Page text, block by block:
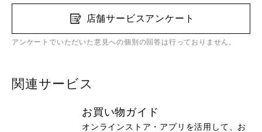
店舗サービスアンケート
アンケートでいただいた意見への個別の回答は行っておりません。
関連サービス
お買い物ガイド
オンラインストア・アプリを活用して、お